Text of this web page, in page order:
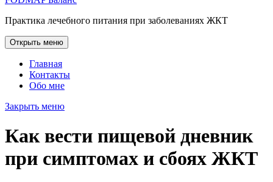
Практика лечебного питания при заболеваниях ЖКТ
Открыть меню
Главная
Контакты
Обо мне
Закрыть меню
Как вести пищевой дневник
при симптомах и сбоях ЖКТ